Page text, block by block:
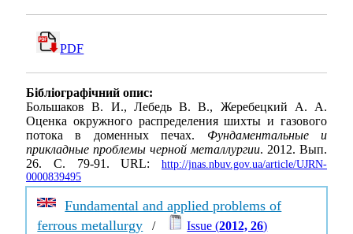
PDF
Бібліографічний опис:
Большаков В. И., Лебедь В. В., Жеребецкий А. А.
Оценка окружного распределения шихты и газового
потока в доменных печах. Фундаментальные и
прикладные проблемы черной металлургии. 2012. Вып.
26. С. 79-91. URL: http://jnas.nbuv.gov.ua/article/UJRN-
0000839495
Fundamental and applied problems of
ferrous metallurgy / Issue (2012, 26)